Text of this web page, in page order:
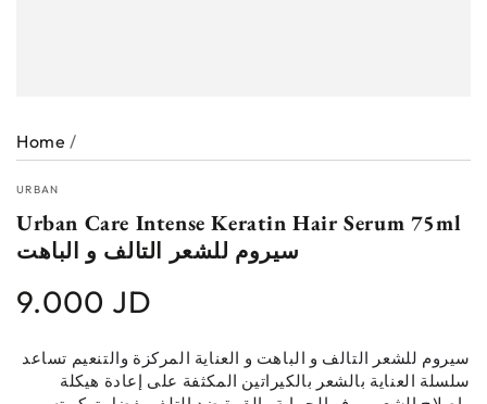
Home /
URBAN
Urban Care Intense Keratin Hair Serum 75ml
سيروم للشعر التالف و الباهت
Regular
price
9.000 JD
سلسلة العناية بالشعر بالكيراتين المكثفة على إعادة هيكلة